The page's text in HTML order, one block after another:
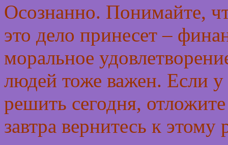
Осознанно. Понимайте,
это дело принесет –
моральное
людей тоже важен. Если у
решить сегодня,
завтра вернитесь к